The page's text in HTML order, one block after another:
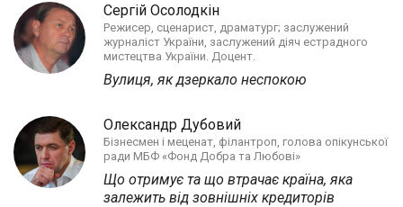
Сергій Осолодкін
Режисер, сценарист, драматург; заслужений
журналіст України, заслужений діяч естрадного
мистецтва України. Доцент.
Вулиця, як дзеркало неспокою
Олександр Дубовий
Бізнесмен і меценат, філантроп, голова опікунської
ради МБФ «Фонд Добра та Любові»
Що отримує та що втрачає країна, яка
залежить від зовнішніх кредиторів